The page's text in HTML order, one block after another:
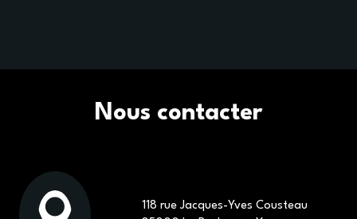
Nous contacter
118 rue Jacques-Yves Cousteau